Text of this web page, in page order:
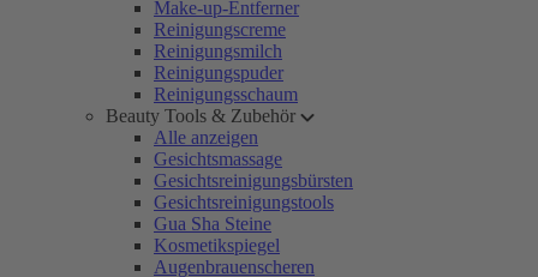
Make-up-Entferner
Reinigungscreme
Reinigungsmilch
Reinigungspuder
Reinigungsschaum
Beauty Tools & Zubehör
Alle anzeigen
Gesichtsmassage
Gesichtsreinigungsbürsten
Gesichtsreinigungstools
Gua Sha Steine
Kosmetikspiegel
Augenbrauenscheren